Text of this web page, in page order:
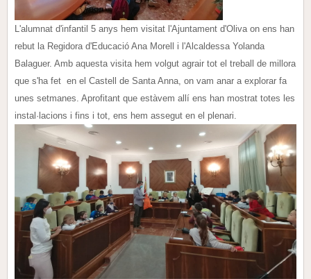
L'alumnat d'infantil 5 anys hem visitat l'Ajuntament d'Oliva on ens han
rebut la Regidora d'Educació Ana Morell i l'Alcaldessa Yolanda
Balaguer. Amb aquesta visita hem volgut agrair tot el treball de millora
que s'ha fet en el Castell de Santa Anna, on vam anar a explorar fa
unes setmanes. Aprofitant que estàvem allí ens han mostrat totes les
instal·lacions i fins i tot, ens hem assegut en el plenari.